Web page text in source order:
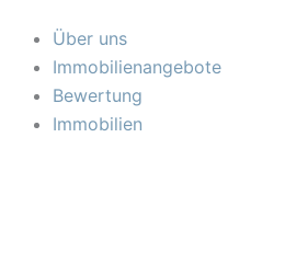
Über uns
Immobilienangebote
Bewertung
Immobilien